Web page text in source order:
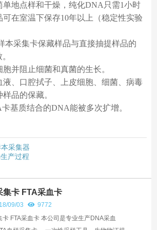
单地点样和干燥，纯化DNA只需1小时
在室温下保存10年以上（稳定性实验
本采集卡保藏样品与直接抽提样品的
并阻止细菌和真菌的生长。
液、口腔拭子、上皮细胞、细菌、病毒
品的保藏。
基质结合的DNA能被多次扩增。
采集器
产过程
集卡 FTA采血卡
09/03
9772
卡 FTA采血卡 本公司是专业生产DNA采血